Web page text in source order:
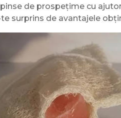
de prospețime cu
surprins de avantajele